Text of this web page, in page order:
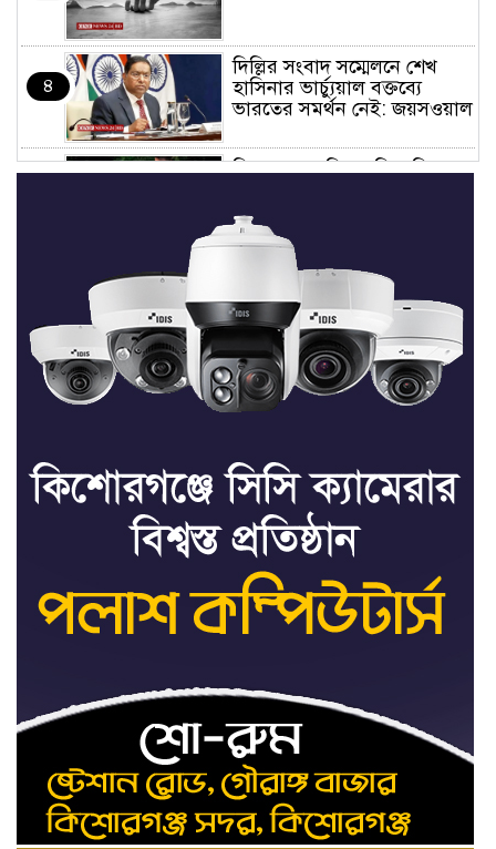
৪
দিল্লির সংবাদ সম্মেলনে শেখ
হাসিনার ভার্চ্যুয়াল বক্তব্যে
ভারতের সমর্থন নেই: জয়সওয়াল
কিশোরগঞ্জে নিজস্ব ফিসারির
সদস্যের মৃত্যু
সভাপতি ফাহিম, সম্পাদক
ফয়সাল: তাড়াইলে ছাত্র অধিকার
পরিষদের আংশিক কমিটি
অনুমোদন
৭
তাড়াইলে যুবদলের কেন্দ্রীয় সহ-
সাধারণ সম্পাদক সবুজকে
৮
৪ মন্ত্রণালয়ে নতুন সচিব নিয়োগ,
২ জনের পদোন্নতি
৯
শেখ হাসিনার সঙ্গে পালানোর
ফ্লাইট কীভাবে মিস করেছিলেন
সালমান এফ রহমান
ভাত রান্নার সময় নরম হয়ে গেলে
কী করবেন